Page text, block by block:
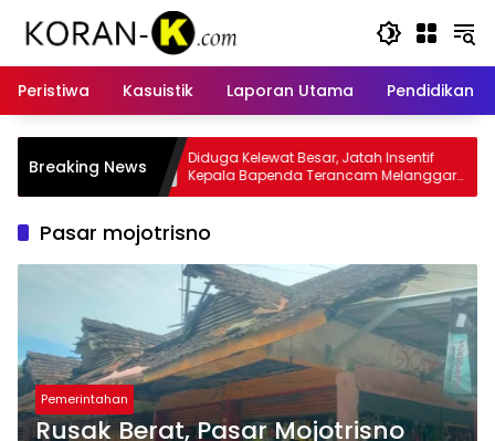
Peristiwa
Kasuistik Laporan Utama Pendidikan
Breaking News
Besar, Jatah Insentif
Terancam Melanggar
Kasus Insentif Pajak Listrik
Tersangka
Pasar mojotrisno
Pemerintahan
Rusak Berat, Pasar Mojotrisno